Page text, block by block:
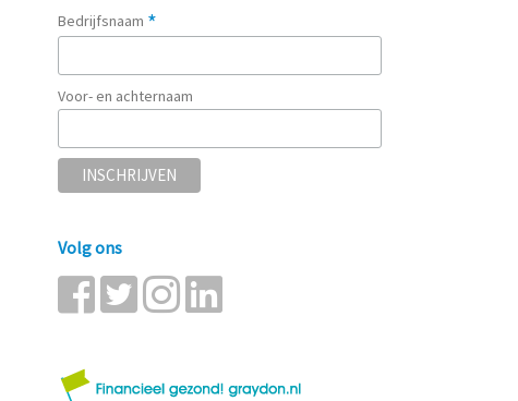
Bedrijfsnaam *
Voor- en achternaam
Volg ons